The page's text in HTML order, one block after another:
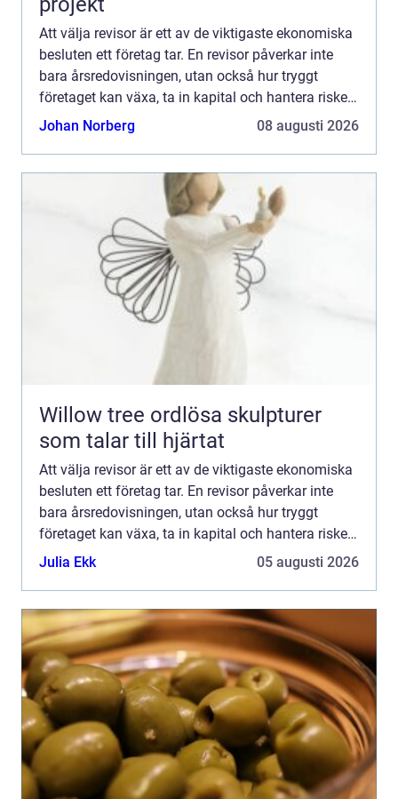
Att välja revisor är ett av de viktigaste ekonomiska
besluten ett företag tar. En revisor påverkar inte
bara årsredovisningen, utan också hur tryggt
företaget kan växa, ta in kapital och hantera risker.
För den som söker revisor Stockholm handlar val...
Johan Norberg 08 augusti 2026
Willow tree ordlösa skulpturer
som talar till hjärtat
Att välja revisor är ett av de viktigaste ekonomiska
besluten ett företag tar. En revisor påverkar inte
bara årsredovisningen, utan också hur tryggt
företaget kan växa, ta in kapital och hantera risker.
För den som söker revisor Stockholm handlar val...
Julia Ekk 05 augusti 2026